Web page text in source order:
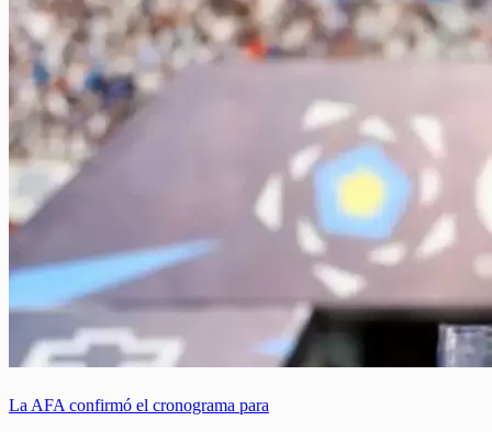
La AFA confirmó el cronograma para